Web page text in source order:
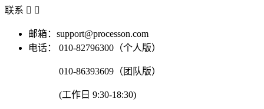
联系  
邮箱：support@processon.com
电话：
010-82796300（个人版）
010-86393609（团队版）
(工作日 9:30-18:30)